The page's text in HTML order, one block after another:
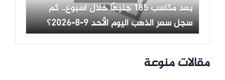
بعد مكاسب 185 جنيهًا خلال أسبوع.. كم
سجل سعر الذهب اليوم الأحد 9-8-2026؟
مقالات منوعة